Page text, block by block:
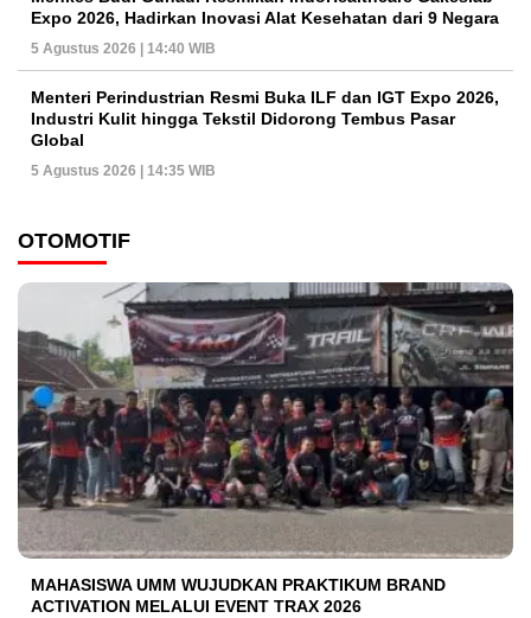
Expo 2026, Hadirkan Inovasi Alat Kesehatan dari 9 Negara
5 Agustus 2026 | 14:40 WIB
Menteri Perindustrian Resmi Buka ILF dan IGT Expo 2026,
Industri Kulit hingga Tekstil Didorong Tembus Pasar
Global
5 Agustus 2026 | 14:35 WIB
OTOMOTIF
MAHASISWA UMM WUJUDKAN PRAKTIKUM BRAND
ACTIVATION MELALUI EVENT TRAX 2026